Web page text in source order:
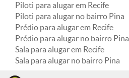
Piloti para alugar em Recife
Piloti para alugar no bairro Pina
Prédio para alugar em Recife
Prédio para alugar no bairro Pina
Sala para alugar em Recife
Sala para alugar no bairro Pina